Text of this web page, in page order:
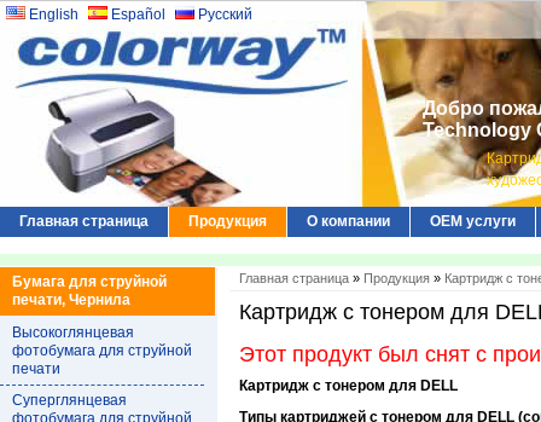
English Español Русский
Добро
Technology
Главная страница Продукция О компании ОЕМ услуги
Бумага для струйной
печати, Чернила
Высокоглянцевая
фотобумага для струйной
печати
Суперглянцевая
фотобумага для струйной
Главная страница » Продукция » Картридж с
Картридж с тонером для
Этот продукт был снят с
Картридж с тонером для DELL
Типы картриджей с тонером для DELL